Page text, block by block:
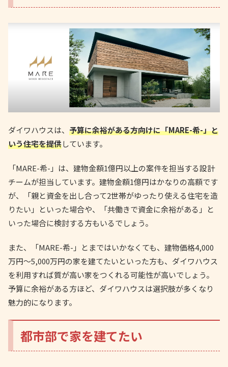
ダイワハウスは、 予算に余裕がある方向けに「MARE-希-」と
いう住宅を提供しています。
「MARE-希-」は、建物金額1億円以上の案件を担当する設計
チームが担当しています。建物金額1億円はかなりの高額です
が、「親と資金を出し合って2世帯がゆったり使える住宅を造
りたい」といった場合や、「共働きで資金に余裕がある」と
いった場合に検討する方もいるでしょう。
また、「MARE-希-」とまではいかなくても、建物価格4,000
万円～5,000万円の家を建てたいといった方も、ダイワハウス
を利用すれば質が高い家をつくれる可能性が高いでしょう。
予算に余裕がある方ほど、ダイワハウスは選択肢が多くなり
魅力的になります。
都市部で家を建てたい